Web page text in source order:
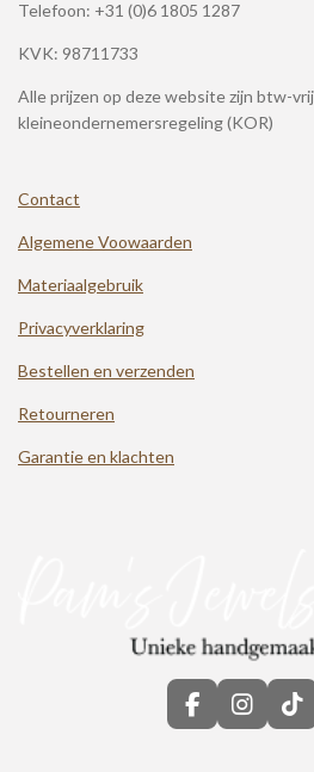
Telefoon: +31 (0)6 1805 1287
KVK: 98711733
Alle prijzen op deze website zijn btw-
kleineondernemersregeling (KOR)
Contact
Algemene Voowaarden
Materiaalgebruik
Privacyverklaring
Bestellen en verzenden
Retourneren
Garantie en klachten
F
a
I
n
T
i